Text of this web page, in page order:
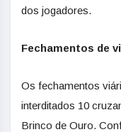
dos jogadores.
Fechamentos de
Os fechamentos
interditados 10
Brinco de Ouro.